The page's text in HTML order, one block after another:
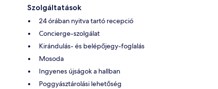
Szolgáltatások
24 órában nyitva tartó recepció
Concierge-szolgálat
Kirándulás- és belépőjegy-foglalás
Mosoda
Ingyenes újságok a hallban
Poggyásztárolási lehetőség